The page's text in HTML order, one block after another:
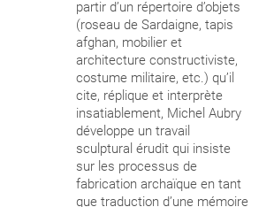
partir d’un répertoire d’objets
(roseau de Sardaigne, tapis
afghan, mobilier et
architecture constructiviste,
costume militaire, etc.) qu’il
cite, réplique et interprète
insatiablement, Michel Aubry
développe un travail
sculptural érudit qui insiste
sur les processus de
fabrication archaïque en tant
que traduction d’une mémoire